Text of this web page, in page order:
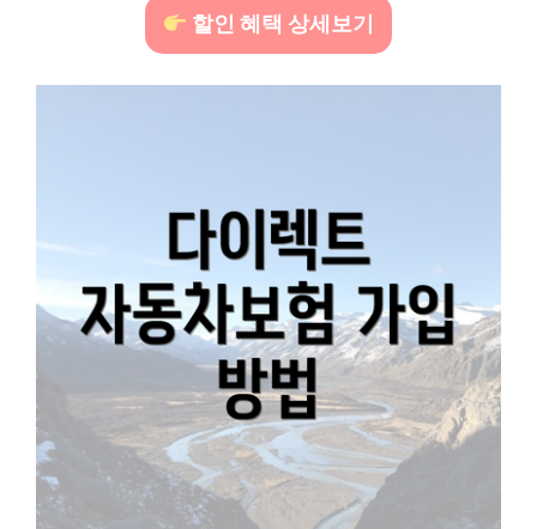
할인 혜택 상세보기